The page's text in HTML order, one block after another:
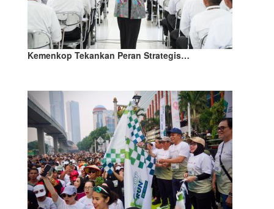
Kemenkop Tekankan Peran Strategis…